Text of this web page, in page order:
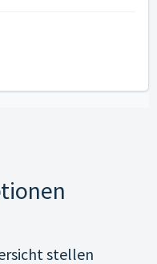
stellen